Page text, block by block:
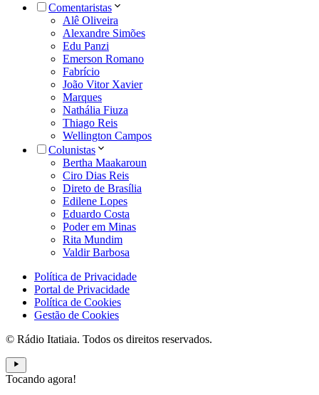
Comentaristas
Alê Oliveira
Alexandre Simões
Edu Panzi
Emerson Romano
Fabrício
João Vitor Xavier
Marques
Nathália Fiuza
Thiago Reis
Wellington Campos
Colunistas
Bertha Maakaroun
Ciro Dias Reis
Direto de Brasília
Edilene Lopes
Eduardo Costa
Poder em Minas
Rita Mundim
Valdir Barbosa
Política de Privacidade
Portal de Privacidade
Política de Cookies
Gestão de Cookies
© Rádio Itatiaia. Todos os direitos reservados.
Tocando agora!